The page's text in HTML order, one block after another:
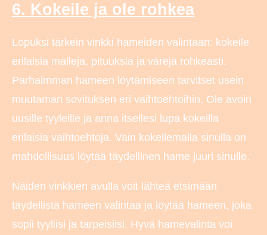
6. Kokeile ja ole rohkea
Lopuksi tärkein vinkki hameiden valintaan: kokeile
erilaisia malleja, pituuksia ja värejä rohkeasti.
Parhaimman hameen löytämiseen tarvitset usein
muutaman sovituksen eri vaihtoehtoihin. Ole avoin
uusille tyyleille ja anna itsellesi lupa kokeilla
erilaisia vaihtoehtoja. Vain kokeilemalla sinulla on
mahdollisuus löytää täydellinen hame juuri sinulle.
Näiden vinkkien avulla voit lähteä etsimään
täydellistä hameen valintaa ja löytää hameen, joka
sopii tyyliisi ja tarpeisiisi. Hyvä hamevalinta voi